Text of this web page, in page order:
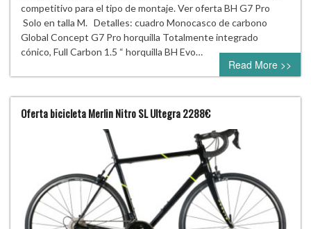
competitivo para el tipo de montaje. Ver oferta BH G7 Pro
Solo en talla M. Detalles: cuadro Monocasco de carbono
Global Concept G7 Pro horquilla Totalmente integrado
cónico, Full Carbon 1.5 “ horquilla BH Evo…
Read More >>
Oferta bicicleta Merlin Nitro SL Ultegra 2288€